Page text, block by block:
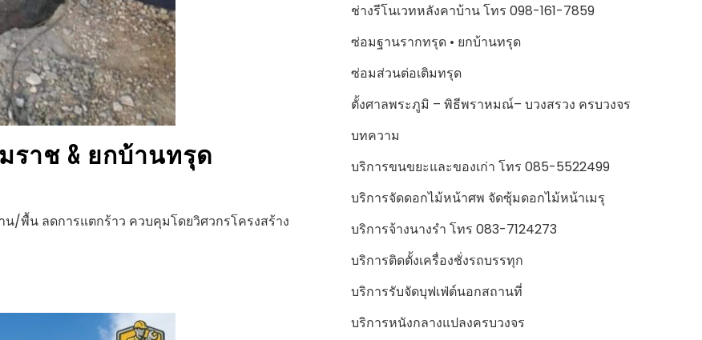
ราช& ยกบ้านทรุด
น/พื้น ลดการแตกร้าว ควบคุมโดยวิศวกรโครงสร้าง
ช่างรีโนเวทหลังคาบ้าน โทร 098-161-7859
ซ่อมฐานรากทรุด • ยกบ้านทรุด
ซ่อมส่วนต่อเติมทรุด
ตั้งศาลพระภูมิ – พิธีพราหมณ์– บวงสรวง ครบวงจร
บทความ
บริการขนขยะและของเก่า โทร 085-5522499
บริการจัดดอกไม้หน้าศพ จัดซุ้มดอกไม้หน้าเมรุ
บริการจ้างนางรำ โทร 083-7124273
บริการติดตั้งเครื่องชั่งรถบรรทุก
บริการรับจัดบุฟเฟ่ต์นอกสถานที่
บริการหนังกลางแปลงครบวงจร